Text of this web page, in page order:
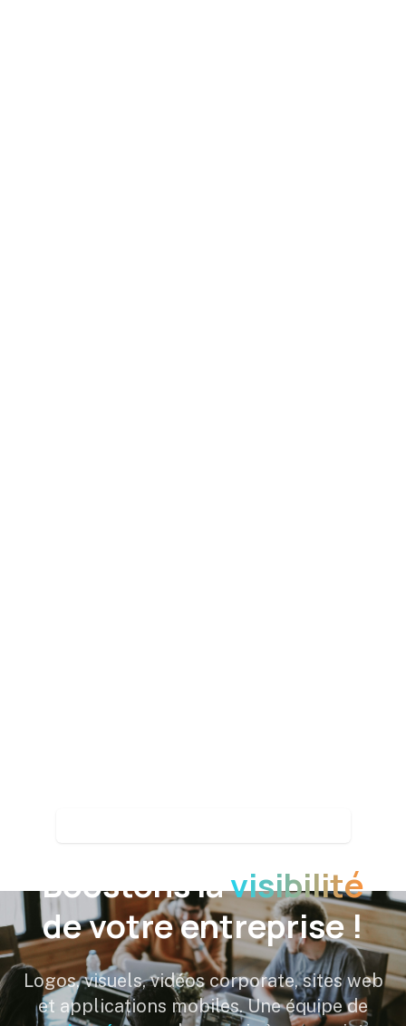
Boostons lavisibilité
de votre entreprise !
Logos, visuels, vidéos corporate, sites web
et applications mobiles. Une équipe de